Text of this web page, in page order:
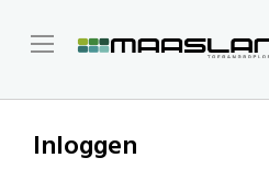
Inloggen